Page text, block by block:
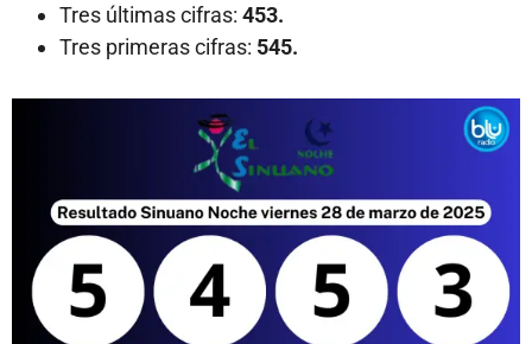
Tres últimas cifras: 453.
Tres primeras cifras: 545.